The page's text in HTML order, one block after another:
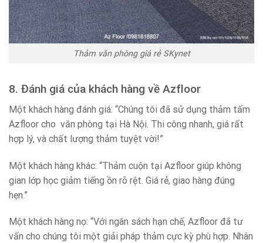
Thảm văn phòng giá rẻ SKynet
8. Đánh giá của khách hàng về Azfloor
Một khách hàng đánh giá: “Chúng tôi đã sử dụng thảm tấm
Azfloor cho văn phòng tại Hà Nội. Thi công nhanh, giá rất
hợp lý, và chất lượng thảm tuyệt vời!”
Một khách hàng khác: “Thảm cuộn tại Azfloor giúp không
gian lớp học giảm tiếng ồn rõ rệt. Giá rẻ, giao hàng đúng
hẹn.”
Một khách hàng nọ: “Với ngân sách hạn chế, Azfloor đã tư
vấn cho chúng tôi một giải pháp thảm cực kỳ phù hợp. Nhân